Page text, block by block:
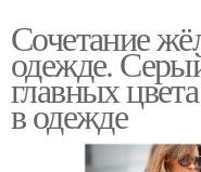
Сочетание
одежде.
главных
в одежде